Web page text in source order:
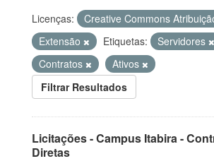
Licenças: Creative Commons
Extensão
Etiquetas:
Servidores
Contratos
Ativos
Filtrar Resultados
Licitações - Campus Itabira -
Diretas